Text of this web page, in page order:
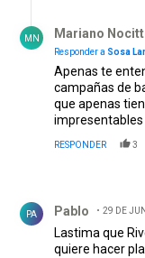
MN Mariano
Responder a Sosa
Apenas te
campañas de
que apenas
impresentables
RESPONDER 3
PA Pablo 29 DE
Lastima que
quiere hacer